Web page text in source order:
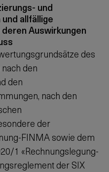
und
allfällige
Auswirkungen
des
den
den
nach den
der
FINMA sowie dem
1 «Rechnungslegung-
der SIX